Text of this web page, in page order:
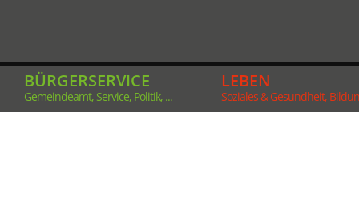
BÜRGERSERVICE
Gemeindeamt, Service, Politik, ...
LEBEN
Soziales & Gesundheit,